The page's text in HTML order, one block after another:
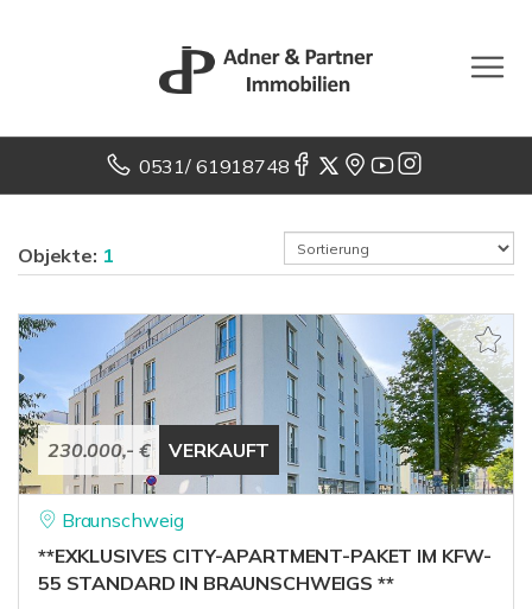
0531/ 61918748
Objekte: 1
230.000,- € VERKAUFT
Braunschweig
**EXKLUSIVES CITY-APARTMENT-PAKET IM KFW-
55 STANDARD IN BRAUNSCHWEIGS **